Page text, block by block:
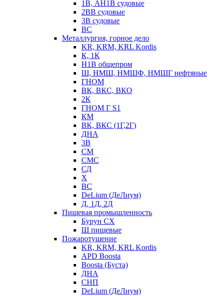
1В, АН1В судовые
2ВВ судовые
3В судовые
ВС
Металлургия, горное дело
KR, KRM, KRL Kordis
К, 1К
Н1В общепром
Ш, НМШ, НМШФ, НМШГ нефтяные
ГНОМ
ВК, ВКС, ВКО
2К
ГНОМ Г S1
КМ
ВК, ВКС (1Г,2Г)
ДНА
3В
СМ
СМС
СД
Х
ВС
DeLium (ДеЛиум)
Д, 1Д, 2Д
Пищевая промышленность
Бурун СХ
Ш пищевые
Пожаротушение
KR, KRM, KRL Kordis
APD Boosta
Boosta (Буста)
ДНА
СНП
DeLium (ДеЛиум)